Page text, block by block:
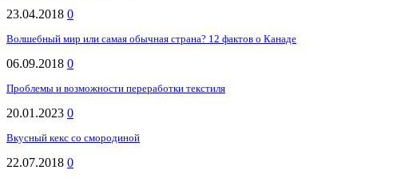
23.04.2018 0
Волшебный мир или самая обычная страна? 12 фактов о Канаде
06.09.2018 0
Проблемы и возможности переработки текстиля
20.01.2023 0
Вкусный кекс со смородиной
22.07.2018 0